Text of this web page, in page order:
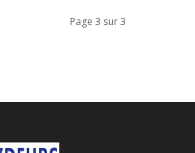
Page 3 sur 3